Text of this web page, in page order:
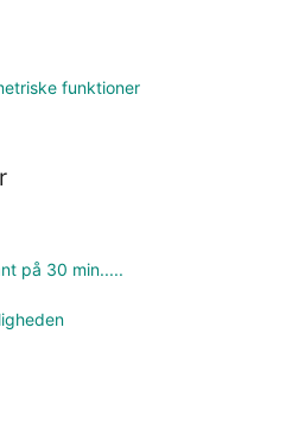
funktioner
på 30 min.....